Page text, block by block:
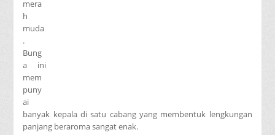
mera
h
muda
.
Bung
a ini
mem
puny
ai
banyak kepala di satu cabang yang membentuk lengkungan
panjang beraroma sangat enak.